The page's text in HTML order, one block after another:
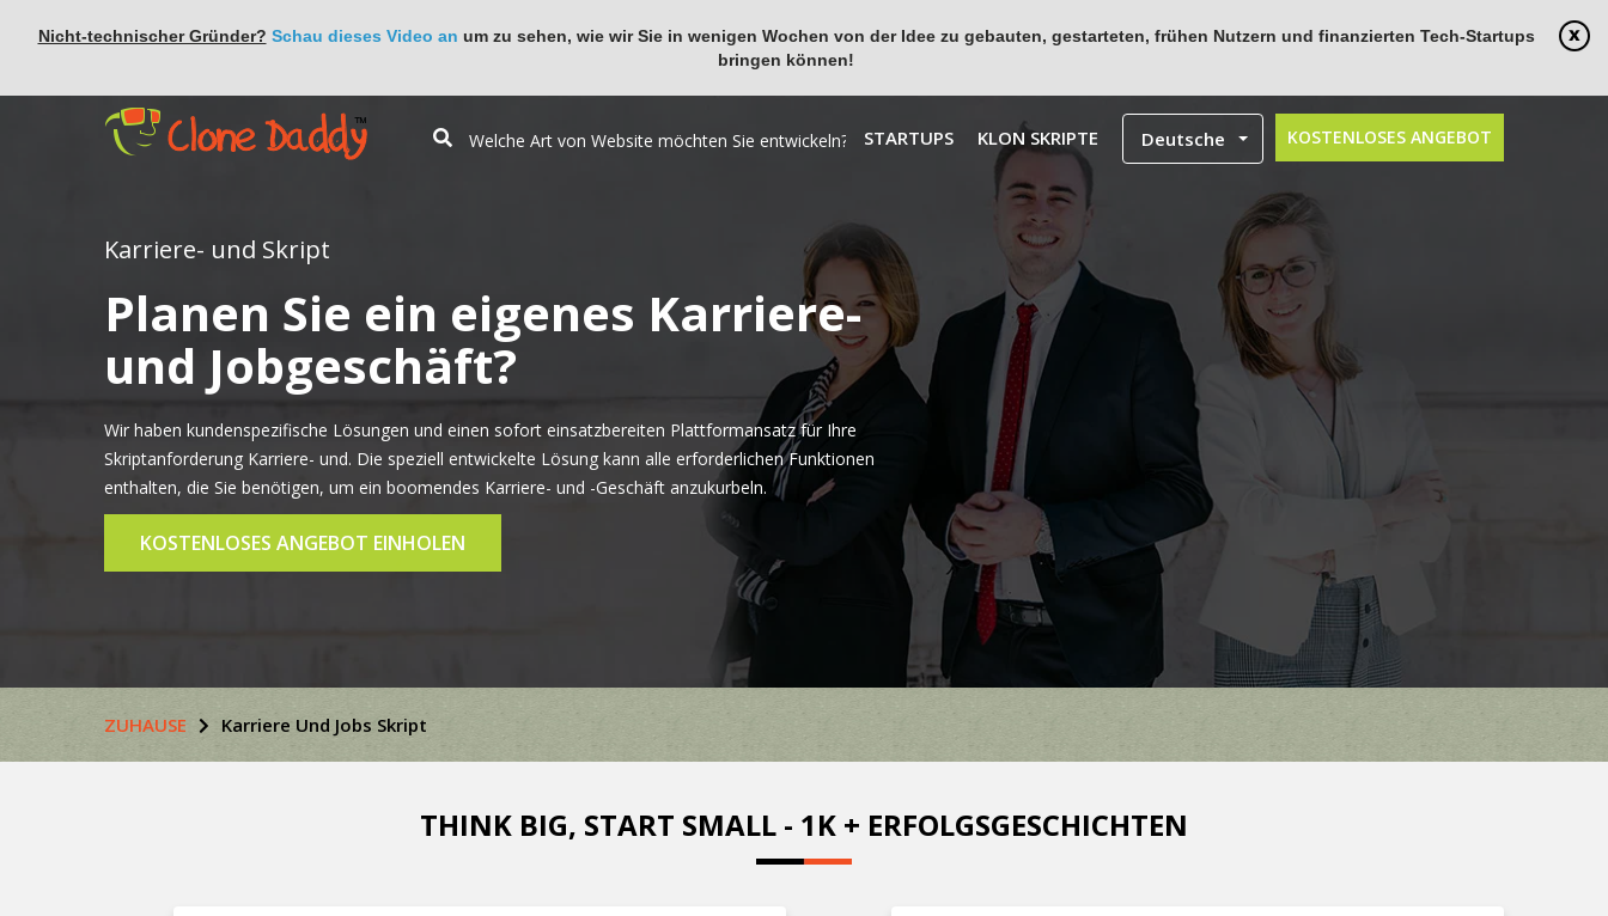
Nicht-technischer Gründer? Schau dieses Video an um zu sehen, wie wir Sie in wenigen Wochen von der Idee zu gebauten, gestarteten, frühen Nutzern und finanzierten Tech-Startups
bringen können!
KOSTENLOSES ANGEBOT
STARTUPS KLON SKRIPTE Deutsche
Karriere- und Skript
Planen Sie ein eigenes Karriere-
und Jobgeschäft?
Wir haben kundenspezifische Lösungen und einen sofort einsatzbereiten Plattformansatz für Ihre
Skriptanforderung Karriere- und. Die speziell entwickelte Lösung kann alle erforderlichen Funktionen
enthalten, die Sie benötigen, um ein boomendes Karriere- und -Geschäft anzukurbeln.
KOSTENLOSES ANGEBOT EINHOLEN
ZUHAUSE Karriere Und Jobs Skript
THINK BIG, START SMALL - 1K + ERFOLGSGESCHICHTEN